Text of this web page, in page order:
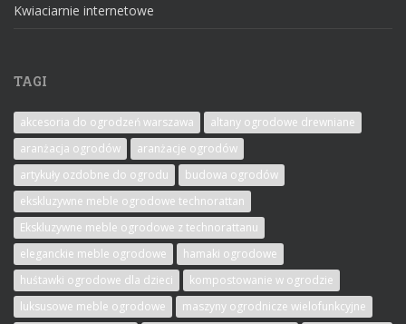
Kwiaciarnie internetowe
TAGI
akcesoria do ogrodzeń warszawa
altany ogrodowe drewniane
aranżacja ogrodów
aranżacje ogrodów
artykuły ozdobne do ogrodu
budowa ogrodów
ekskluzywne meble ogrodowe technorattan
Ekskluzywne meble ogrodowe z technorattanu
eleganckie meble ogrodowe
hamaki ogrodowe
huśtawki ogrodowe dla dzieci
kompostowanie w ogrodzie
luksusowe meble ogrodowe
maszyny ogrodnicze wielofunkcyjne